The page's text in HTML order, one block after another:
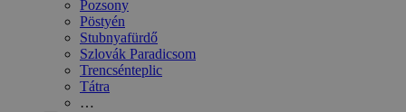
Pozsony
Pöstyén
Stubnyafürdő
Szlovák Paradicsom
Trencsénteplic
Tátra
…